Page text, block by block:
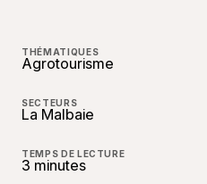
THÉMATIQUES
Agrotourisme
SECTEURS
La Malbaie
TEMPS DE LECTURE
3 minutes